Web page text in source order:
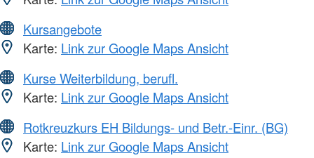
Kursangebote
Karte: Link zur Google Maps Ansicht
Kurse Weiterbildung, berufl.
Karte: Link zur Google Maps Ansicht
Rotkreuzkurs EH Bildungs- und Betr.-Einr. (BG)
Karte: Link zur Google Maps Ansicht